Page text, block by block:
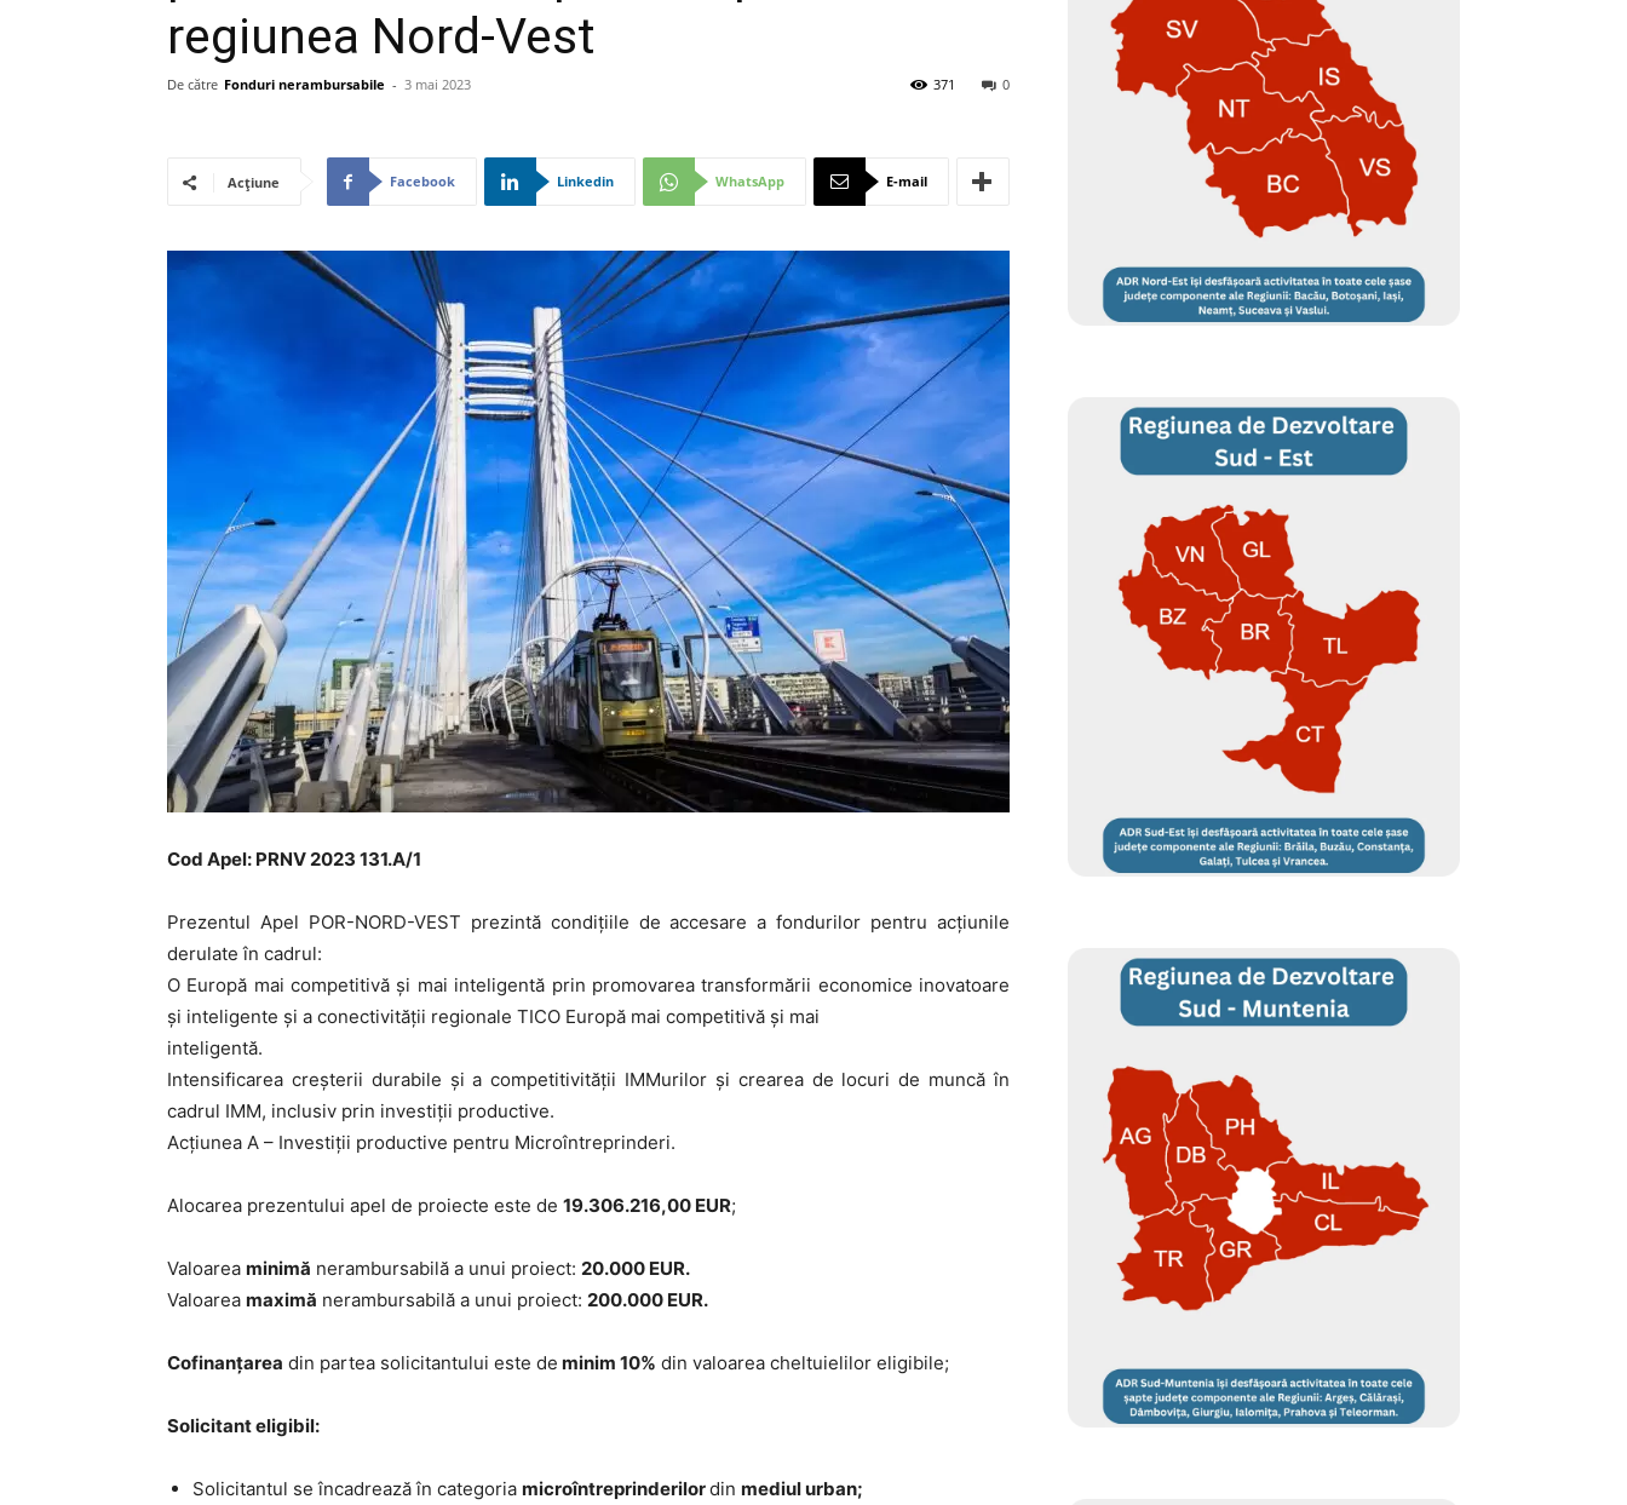
regiunea Nord-Vest
De către Fonduri nerambursabile - 3 mai 2023 0
371
Acțiune Facebook Linkedin WhatsApp E-mail
Cod Apel: PRNV 2023 131.A/1
Prezentul Apel POR-NORD-VEST prezintă condițiile de accesare a fondurilor pentru acțiunile
derulate în cadrul:
O Europă mai competitivă și mai inteligentă prin promovarea transformării economice inovatoare
și inteligente și a conectivității regionale TICO Europă mai competitivă și mai
inteligentă.
Intensificarea creșterii durabile și a competitivității IMMurilor și crearea de locuri de muncă în
cadrul IMM, inclusiv prin investiții productive.
Acțiunea A – Investiții productive pentru Microîntreprinderi.
Alocarea prezentului apel de proiecte este de 19.306.216,00 EUR;
Valoarea minimă nerambursabilă a unui proiect: 20.000 EUR.
Valoarea maximă nerambursabilă a unui proiect: 200.000 EUR.
Cofinanțarea din partea solicitantului este de minim 10% din valoarea cheltuielilor eligibile;
Solicitant eligibil:
Solicitantul se încadrează în categoria microîntreprinderilordin mediul urban;